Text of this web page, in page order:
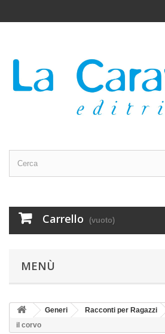
Carrello (vuoto)
MENÙ
Generi Racconti per Ragazzi
il corvo